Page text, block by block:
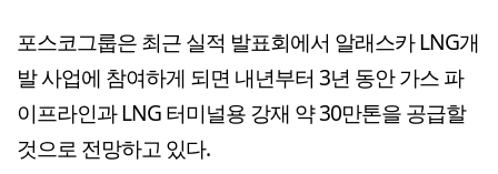
포스코그룹은 최근 실적 발표회에서 알래스카 LNG개
발 사업에 참여하게 되면 내년부터 3년 동안 가스 파
이프라인과 LNG 터미널용 강재 약 30만톤을 공급할
것으로 전망하고 있다.